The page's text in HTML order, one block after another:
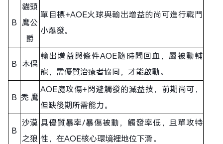
B
貓頭
鷹公
爵
單目標+AOE火球與輸出增益的尚可進行戰鬥
小爆發。
B 木偶
輸出增益與條件AOE隨時間回血，屬被動輔
寵，需優質治療者協同，才能啟動。
B 禿 鷹
AOE魔攻傷+閃避觸發的減益技，前期尚可，
但缺後期所需能力。
B
沙漠
之狼
具優質暴率/暴傷被動，觸發率低，且單攻特
性，在AOE核心環境裡地位下滑。